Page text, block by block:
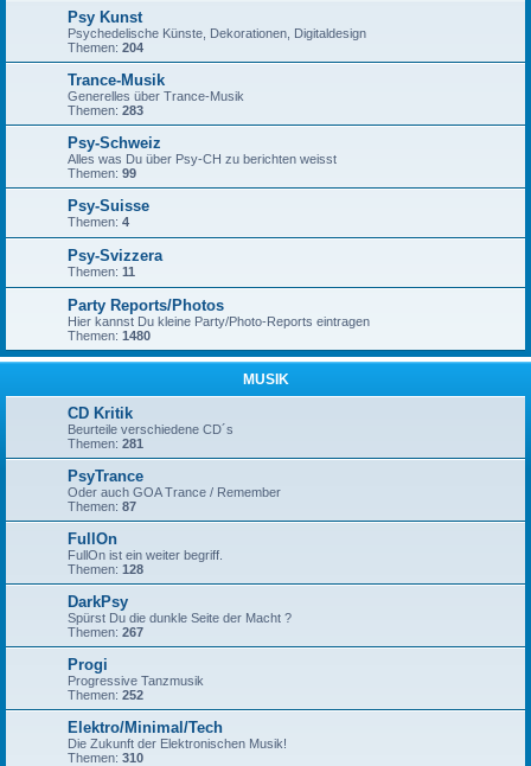
Psy Kunst
Psychedelische Künste, Dekorationen, Digitaldesign
Themen: 204
Trance-Musik
Generelles über Trance-Musik
Themen: 283
Psy-Schweiz
Alles was Du über Psy-CH zu berichten weisst
Themen: 99
Psy-Suisse
Themen: 4
Psy-Svizzera
Themen: 11
Party Reports/Photos
Hier kannst Du kleine Party/Photo-Reports eintragen
Themen: 1480
MUSIK
CD Kritik
Beurteile verschiedene CD´s
Themen: 281
PsyTrance
Oder auch GOA Trance / Remember
Themen: 87
FullOn
FullOn ist ein weiter begriff.
Themen: 128
DarkPsy
Spürst Du die dunkle Seite der Macht ?
Themen: 267
Progi
Progressive Tanzmusik
Themen: 252
Elektro/Minimal/Tech
Die Zukunft der Elektronischen Musik!
Themen: 310